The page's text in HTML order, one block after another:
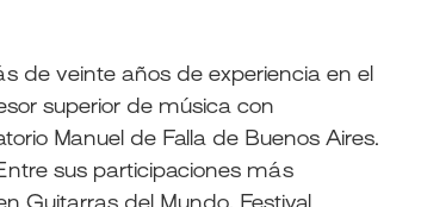
de veinte años de experiencia en el
superior de música con
Manuel de Falla de Buenos Aires.
sus participaciones más